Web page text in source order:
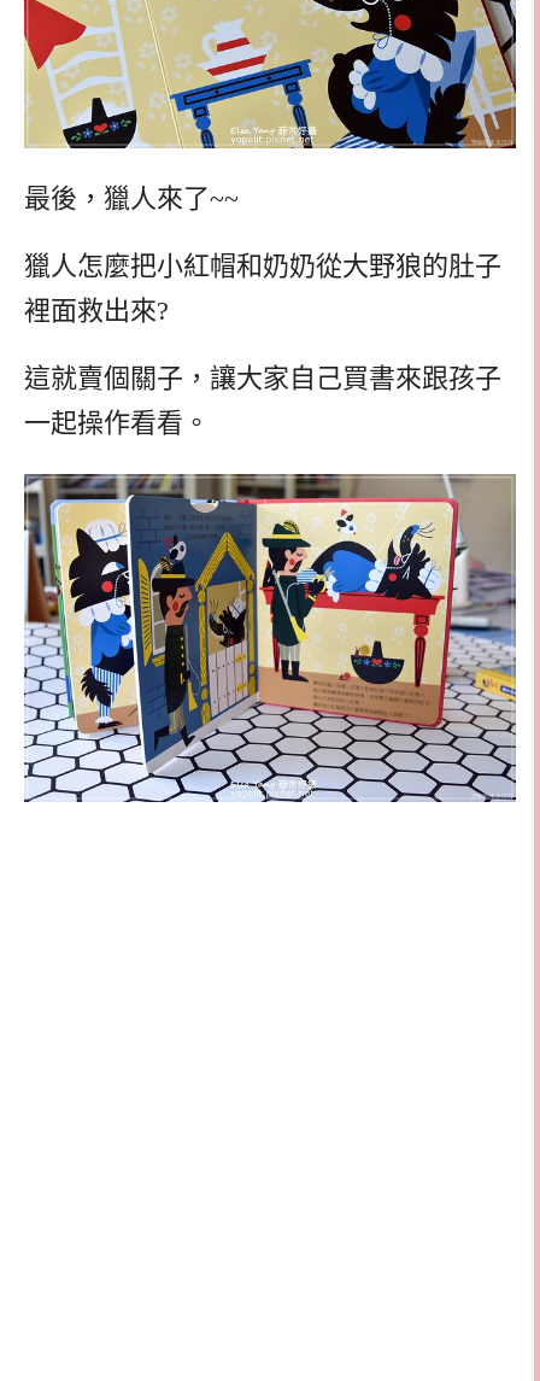
最後，獵人來了~~
獵人怎麼把小紅帽和奶奶從大野狼的肚子
裡面救出來?
這就賣個關子，讓大家自己買書來跟孩子
一起操作看看。